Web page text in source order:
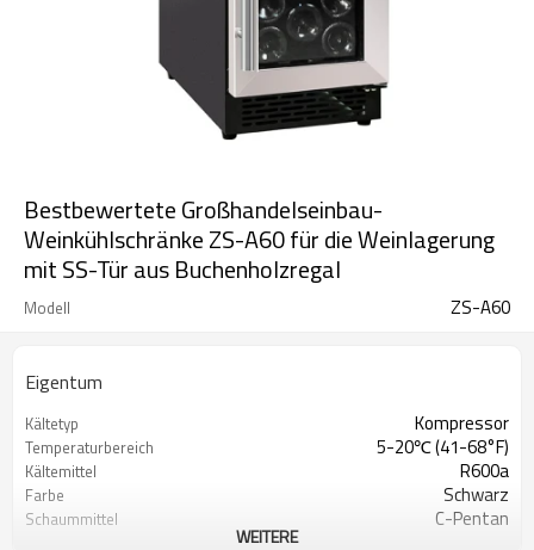
Bestbewertete Großhandelseinbau-
Weinkühlschränke ZS-A60 für die Weinlagerung
mit SS-Tür aus Buchenholzregal
Modell ZS-A60
Eigentum
Kältetyp Kompressor
Temperaturbereich 5-20℃ (41-68°F)
Kältemittel R600a
Farbe Schwarz
Schaummittel C-Pentan
WEITERE